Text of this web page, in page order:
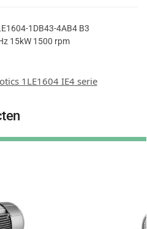
1DB43-4AB4 B3
15kW 1500 rpm
1LE1604 IE4 serie